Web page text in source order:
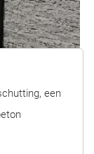
een